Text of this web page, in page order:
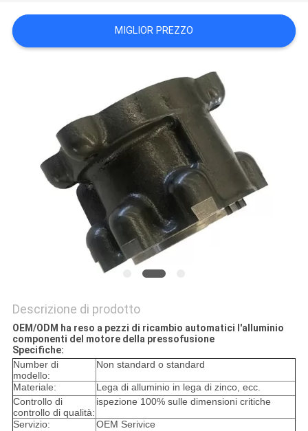
PRIVACY
POLICY
MIGLIOR PREZZO
Descrizione di prodotto
OEM/ODM ha reso a pezzi di ricambio automatici l'alluminio
componenti del motore della pressofusione
Specifiche:
Number di
modello:
Non standard o standard
Materiale:
Lega di alluminio in lega di zinco, ecc.
Controllo di
controllo di qualità:
ispezione 100% sulle dimensioni critiche
Servizio:
OEM Serivice